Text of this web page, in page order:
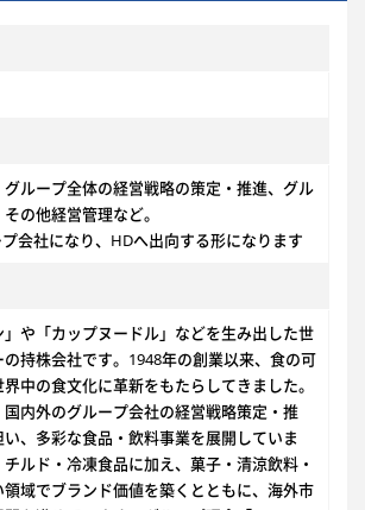
ループ全体の経営戦略の策定・推進、グル
の他経営管理など。
会社になり、HDへ出向する形になります
」や「カップヌードル」などを生み出した世
持株会社です。1948年の創業以来、食の可
中の食文化に革新をもたらしてきました。
内外のグループ会社の経営戦略策定・推
、多彩な食品・飲料事業を展開していま
ルド・冷凍食品に加え、菓子・清涼飲料・
域でブランド価値を築くとともに、海外市